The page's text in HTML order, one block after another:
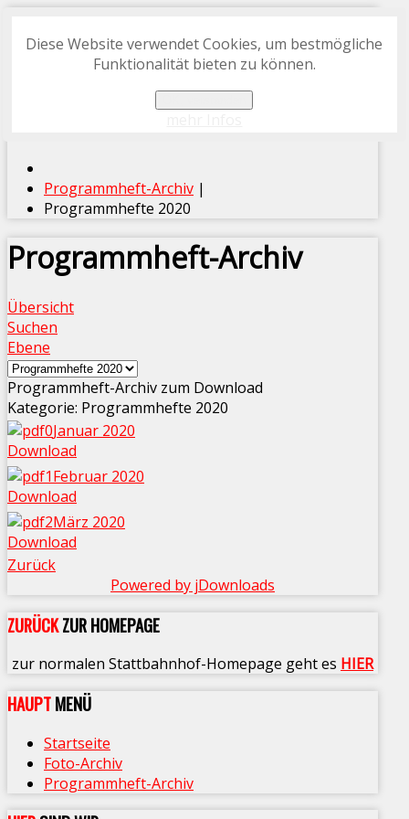
Diese Website verwendet Cookies, um bestmögliche
Funktionalität bieten zu können.
START
Programmheft-Archiv |
Programmhefte 2020
Programmheft-Archiv
Übersicht
Suchen
Ebene
Programmheft-Archiv zum Download
Kategorie: Programmhefte 2020
Januar 2020
Download
Februar 2020
Download
März 2020
Download
Zurück
Powered by jDownloads
ZURÜCKZUR HOMEPAGE
zur normalen Stattbahnhof-Homepage geht es HIER
HAUPTMENÜ
Startseite
Foto-Archiv
Programmheft-Archiv